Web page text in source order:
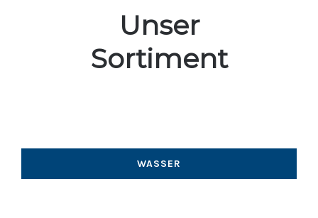
Unser
Sortiment
WASSER